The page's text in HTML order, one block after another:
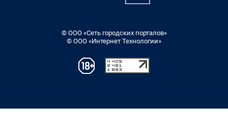
© ООО «Сеть городских порталов»
© ООО «Интернет Технологии»